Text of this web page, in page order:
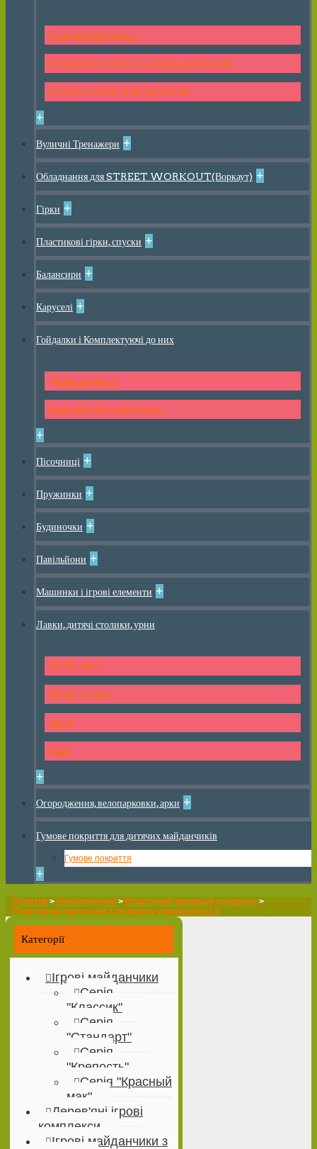
Спортивні Комплекси
Спортивні елементи для дитячих майданчиків
Спортивні майданчики для малюків
+
Вуличні Тренажери +
Обладнання для STREET WORKOUT(Воркаут) +
Гірки +
Пластикові гірки, спуски +
Балансири +
Каруселі +
Гойдалки і Комплектуючі до них
Дитячі гойдалки
Комплектуючі для гойдалок
+
Пісочниці +
Пружинки +
Будиночки +
Павільйони +
Машинки і ігрові елементи +
Лавки, дитячі столики, урни
Дитячі лавки
Дитячі столики
Лавки
Урни
+
Огородження, велопарковки, арки +
Гумове покриття для дитячих майданчиків
Гумове покриття
+
Початок > Комплектуючі > Пластикові кріпильні елементи >
Пластикове кріплення для канату армованого L2
Категорії
Ігрові майданчики
Серія
"Классик"
Серія
"Стандарт"
Серія
"Крепость"
Серія "Красный
мак"
Дерев'яні ігрові
комплекси
Ігрові майданчики з